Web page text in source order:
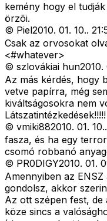
kemény hogy el
örzõi.
© Piel2010. 01. 10..
Csak az orvosokat
<#whatever>
© szlovákiai hun2010.
Az más kérdés, hogy
vetve papírra, még
kiváltságosokra nem
Látszatintézkedések!!!!!
© vmiki882010. 01. 10..
fasza, és ha egy
csomó robbanó
© PR0DIGY2010. 01.
Amennyiben az
gondolsz, akkor
Az ott szépen fest,
köze sincs a